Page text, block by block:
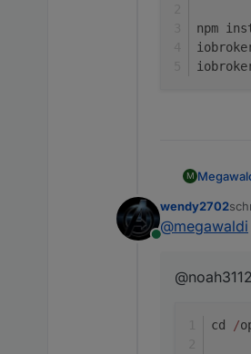
npm
M
Online
wendy2702
@megawaldi
@noah3112
cd /